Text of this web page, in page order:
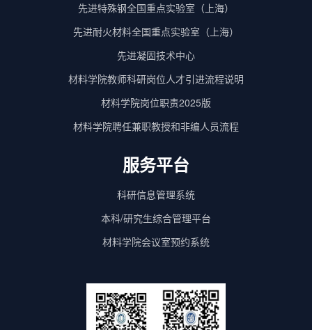
先进特殊钢全国重点实验室（上海）
先进耐火材料全国重点实验室（上海）
先进凝固技术中心
材料学院教师科研岗位人才引进流程说明
材料学院岗位职责2025版
材料学院聘任兼职教授和非编人员流程
服务平台
科研信息管理系统
本科/研究生综合管理平台
材料学院会议室预约系统